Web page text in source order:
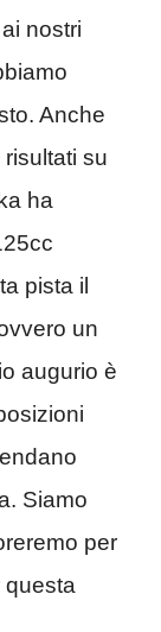
nostri
Anche
su
ha
pista il
un
augurio è
Siamo
per
questa